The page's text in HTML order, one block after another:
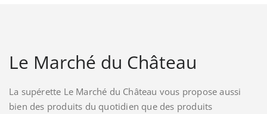
Le Marché du Château
La supérette Le Marché du Château vous propose aussi
bien des produits du quotidien que des produits